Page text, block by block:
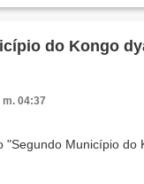
do Kongo
04:37